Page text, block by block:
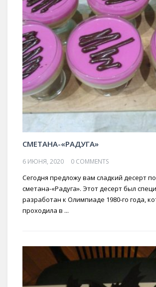
СМЕТАНА-«РАДУГА»
6 ИЮНЯ, 2020 0 COMMENTS
Сегодня предложу вам сладкий десерт
сметана-«Радуга». Этот десерт был
разработан к Олимпиаде 1980-го года,
проходила в ...